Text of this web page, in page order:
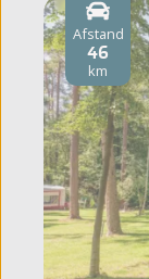
Afstand
46
km